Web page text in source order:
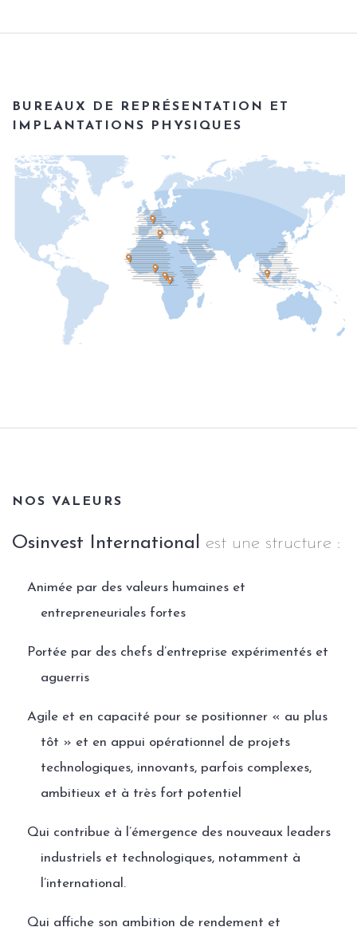
BUREAUX DE REPRÉSENTATION ET
IMPLANTATIONS PHYSIQUES
NOS VALEURS
Osinvest International est une structure :
Animée par des valeurs humaines et
entrepreneuriales fortes
Portée par des chefs d’entreprise expérimentés et
aguerris
Agile et en capacité pour se positionner « au plus
tôt » et en appui opérationnel de projets
technologiques, innovants, parfois complexes,
ambitieux et à très fort potentiel
Qui contribue à l’émergence des nouveaux leaders
industriels et technologiques, notamment à
l’international.
Qui affiche son ambition de rendement et